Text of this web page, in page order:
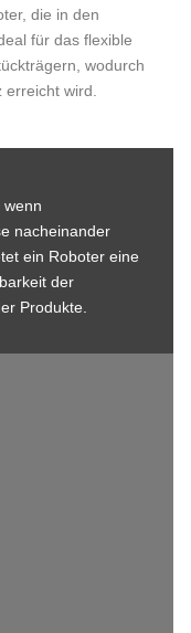
die in den
für das flexible
wodurch
wird.
wenn
nacheinander
ein Roboter eine
der
Produkte.